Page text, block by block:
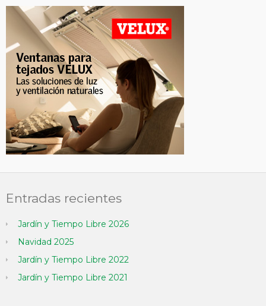
Entradas recientes
Jardín y Tiempo Libre 2026
Navidad 2025
Jardín y Tiempo Libre 2022
Jardín y Tiempo Libre 2021